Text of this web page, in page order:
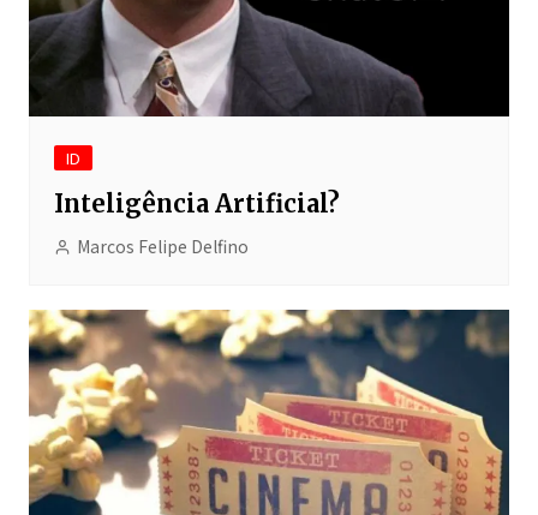
ID
Inteligência Artificial?
Marcos Felipe Delfino